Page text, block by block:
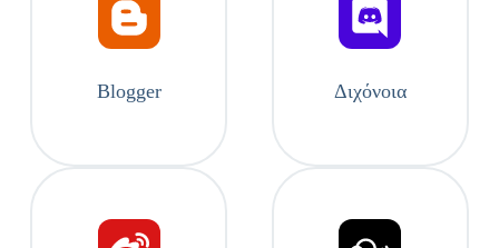
Blogger Διχόνοια